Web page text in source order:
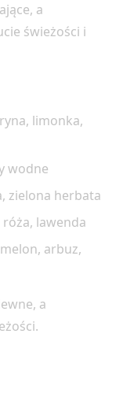
a
świeżości i
limonka,
wodne
zielona herbata
lawenda
arbuz,
a